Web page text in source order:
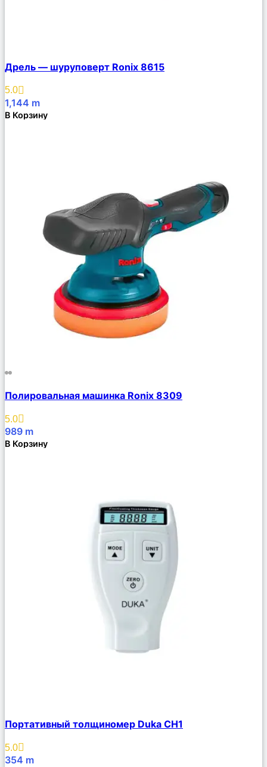
Описание
Избранное
Дрель — шуруповерт Ronix 8615
5.0
1,144 m
В Корзину
Описание
Избранное
Полировальная машинка Ronix 8309
5.0
989 m
В Корзину
Описание
Избранное
Портативный толщиномер Duka CH1
5.0
354 m